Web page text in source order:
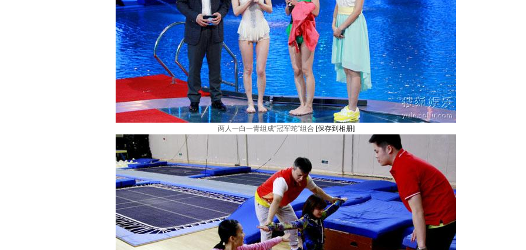
两人一白一青组成“冠军蛇”组合 [保存到相册]